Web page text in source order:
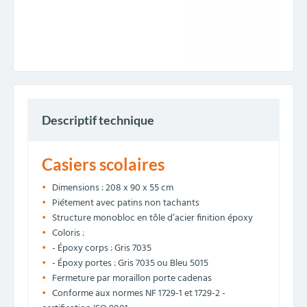
Descriptif technique
Casiers scolaires
Dimensions : 208 x 90 x 55 cm
Piétement avec patins non tachants
Structure monobloc en tôle d’acier finition époxy
Coloris :
- Époxy corps : Gris 7035
- Époxy portes : Gris 7035 ou Bleu 5015
Fermeture par moraillon porte cadenas
Conforme aux normes NF 1729-1 et 1729-2 -